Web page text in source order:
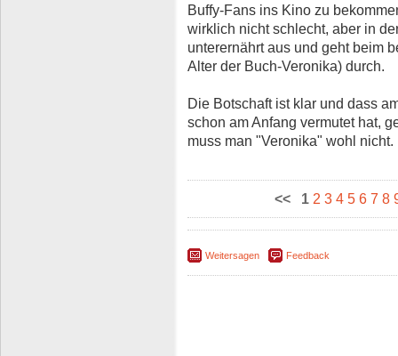
Buffy-Fans ins Kino zu
wirklich nicht schlecht, aber in
unterernährt aus und geht beim
Alter der Buch-Veronika) durch.
Die Botschaft ist klar und dass
schon am Anfang vermutet hat,
muss man "Veronika" wohl nicht.
<< 1 2 3 4 5 6 7 8
Weitersagen Feedback